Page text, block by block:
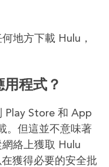
地方下載 Hulu，
程式？
Play Store 和 App
。但這並不意味著
絡上獲取 Hulu
獲得必要的安全批